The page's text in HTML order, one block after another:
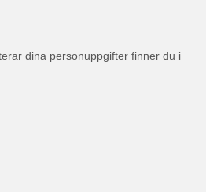
dina personuppgifter finner du i